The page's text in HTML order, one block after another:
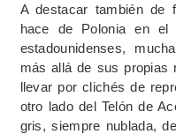
A destacar también de
hace de Polonia en
estadounidenses,
más allá de sus propias
llevar por clichés de
otro lado del Telón de
gris, siempre nublada,